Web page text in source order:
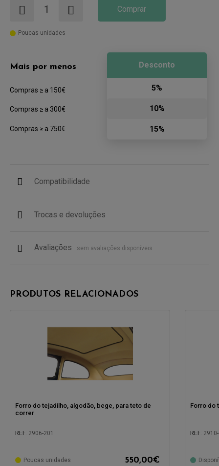
Comprar
Poucas unidades
Mais por menos
Compras ≥ a 150€
Compras ≥ a 300€
Compras ≥ a 750€
Desconto
5%
10%
15%
Compatibilidade
Trocas e devoluções
Avaliações sem avaliações disponíveis
PRODUTOS RELACIONADOS
Forro do tejadilho, algodão, bege, para teto de
correr
REF: 2906-201
Poucas unidades 550,00€
Forro do
REF: